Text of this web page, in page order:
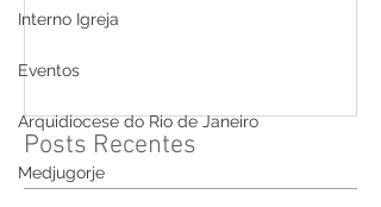
Interno Igreja
Eventos
Arquidiocese do Rio de Janeiro
Medjugorje
Posts Recentes